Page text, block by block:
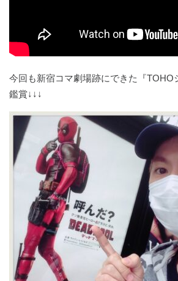
今回も新宿コマ劇場跡にできた『TOHO
鑑賞↓↓↓